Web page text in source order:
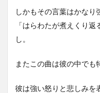
しかもその言葉はかなり
「はらわたが煮えくり
し。
またこの曲は彼の中でも
彼は強い怒りと悲しみを